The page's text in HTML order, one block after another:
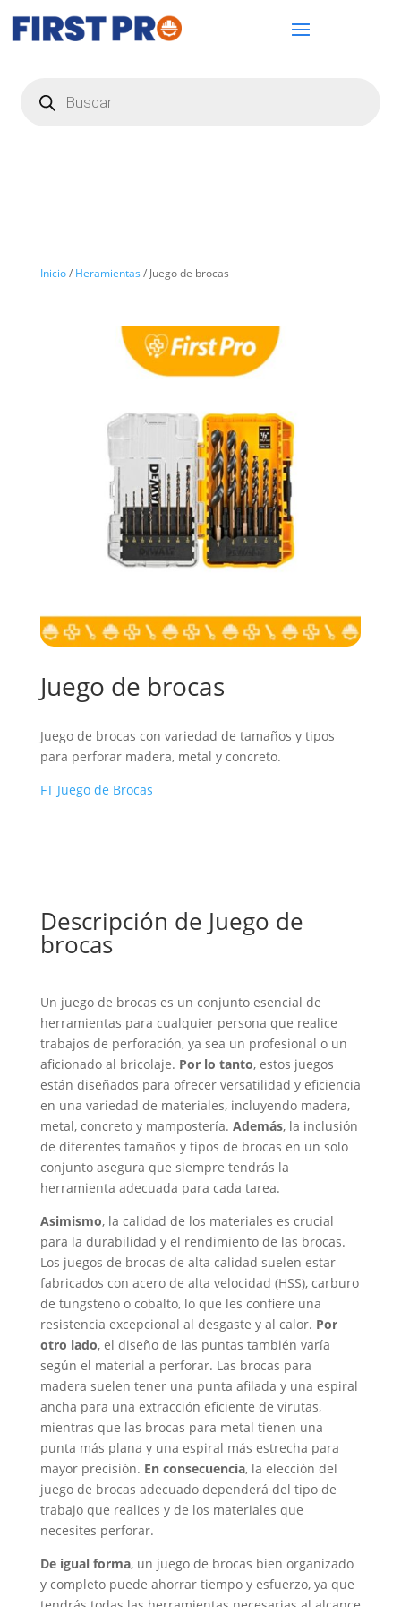
productos
Inicio/ Heramientas / Juego de brocas
Juego de brocas
Juego de brocas con variedad de tamaños y tipos
para perforar madera, metal y concreto.
FT Juego de Brocas
Descripción de Juego de
brocas
Un juego de brocas es un conjunto esencial de
herramientas para cualquier persona que realice
trabajos de perforación, ya sea un profesional o un
aficionado al bricolaje. Por lo tanto, estos juegos
están diseñados para ofrecer versatilidad y eficiencia
en una variedad de materiales, incluyendo madera,
metal, concreto y mampostería. Además, la inclusión
de diferentes tamaños y tipos de brocas en un solo
conjunto asegura que siempre tendrás la
herramienta adecuada para cada tarea.
Asimismo, la calidad de los materiales es crucial
para la durabilidad y el rendimiento de las brocas.
Los juegos de brocas de alta calidad suelen estar
fabricados con acero de alta velocidad (HSS), carburo
de tungsteno o cobalto, lo que les confiere una
resistencia excepcional al desgaste y al calor. Por
otro lado, el diseño de las puntas también varía
según el material a perforar. Las brocas para
madera suelen tener una punta afilada y una espiral
ancha para una extracción eficiente de virutas,
mientras que las brocas para metal tienen una
punta más plana y una espiral más estrecha para
mayor precisión. En consecuencia, la elección del
juego de brocas adecuado dependerá del tipo de
trabajo que realices y de los materiales que
necesites perforar.
De igual forma, un juego de brocas bien organizado
y completo puede ahorrar tiempo y esfuerzo, ya que